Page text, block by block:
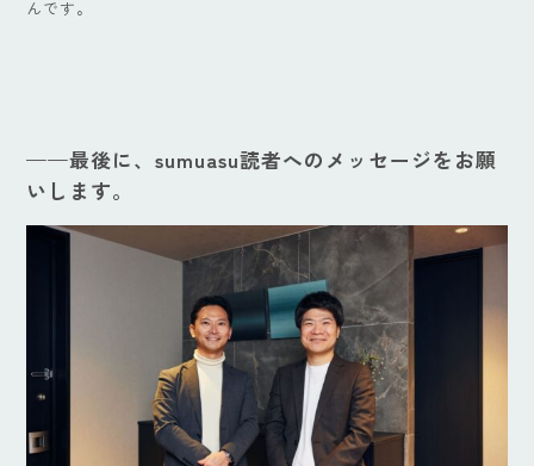
んです。
——最後に、sumuasu読者へのメッセージをお願
いします。